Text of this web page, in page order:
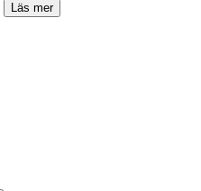
Läs mer